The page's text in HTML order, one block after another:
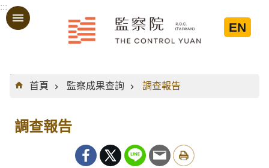
跳到主要內容區塊
:::
EN
:::
首頁
監察成果查詢 調查報告
調查報告